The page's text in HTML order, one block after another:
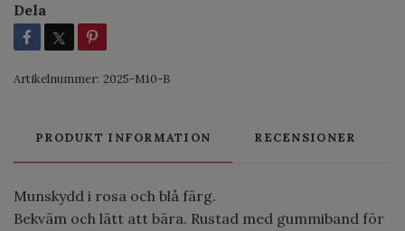
Dela
Artikelnummer: 2025-M10-B
PRODUKT INFORMATION RECENSIONER
Munskydd i rosa och blå färg.
Bekväm och lätt att bära. Rustad med gummiband för